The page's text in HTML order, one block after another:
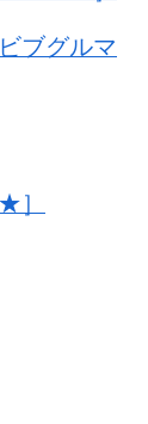
ブグルマ
］